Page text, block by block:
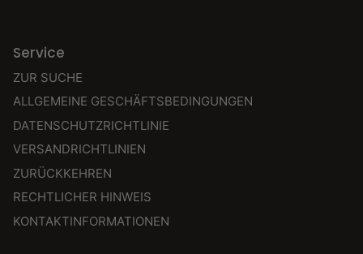
Service
ZUR SUCHE
ALLGEMEINE GESCHÄFTSBEDINGUNGEN
DATENSCHUTZRICHTLINIE
VERSANDRICHTLINIEN
ZURÜCKKEHREN
RECHTLICHER HINWEIS
KONTAKTINFORMATIONEN